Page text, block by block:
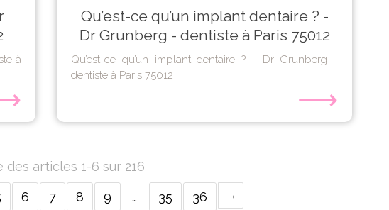
à
Qu’est-ce qu’un implant dentaire ? -
Dr Grunberg - dentiste à Paris 75012
Qu’est-ce qu’un implant dentaire ? - Dr Grunberg -
dentiste à Paris 75012
⟶
des articles 1-6 sur 216
6 7 8 9 … 35 36